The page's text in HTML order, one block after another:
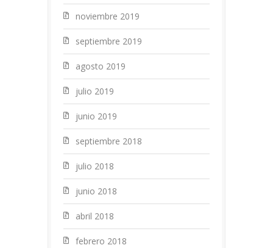
noviembre 2019
septiembre 2019
agosto 2019
julio 2019
junio 2019
septiembre 2018
julio 2018
junio 2018
abril 2018
febrero 2018